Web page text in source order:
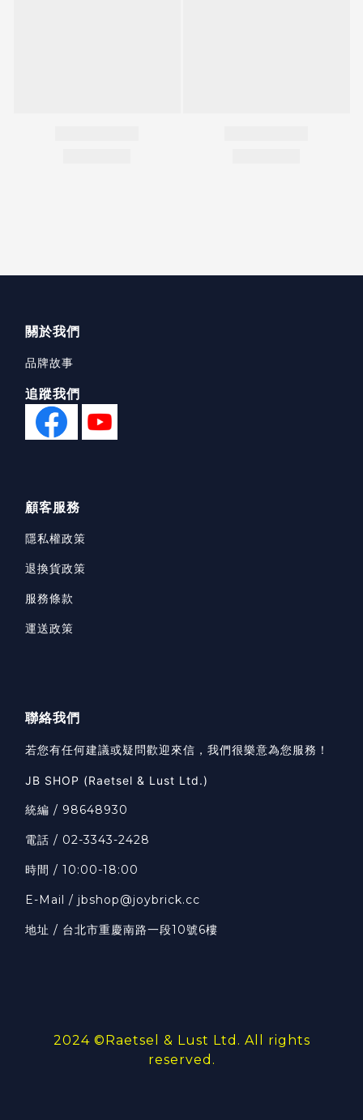
關於我們
品牌故事
追蹤我們
顧客服務
隱私權政策
退換貨政策
服務條款
運送政策
聯絡我們
若您有任何建議或疑問歡迎來信，我們很樂意為您服務！
JB SHOP (Raetsel & Lust Ltd.)
統編 / 98648930
電話 / 02-3343-2428
時間 / 10:00-18:00
E-Mail / jbshop@joybrick.cc
地址 / 台北市重慶南路一段10號6樓
2024 ©Raetsel & Lust Ltd. All rights
reserved.